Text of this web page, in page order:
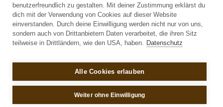
© Handl Tyrol 2026
Allgemeine Bestell- und Lieferbedingungen
benutzerfreundlich zu gestalten. Mit deiner Zustimmung erklärst du
dich mit der Verwendung von Cookies auf dieser Website
einverstanden. Durch deine Einwilligung werden nicht nur von uns,
sondern auch von Drittanbietern Daten verarbeitet, die ihren Sitz
teilweise in Drittländern, wie den USA, haben. Datenschutz
Alle Cookies erlauben
Weiter ohne Einwilligung